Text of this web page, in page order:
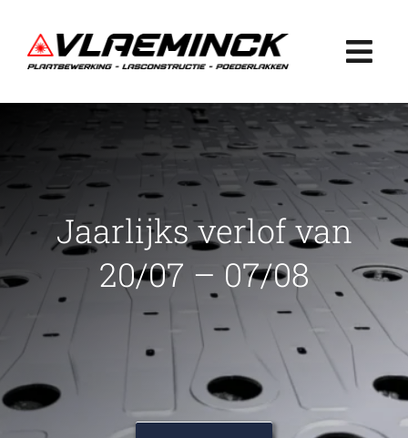
naar
inhoud
Plaatbewerking
Lasconstructie
Poederlakken
Projecten
FAQ
Jaarlijks verlof van
20/07 – 07/08